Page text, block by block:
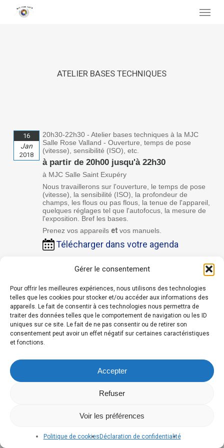
Gérer le consentement
Pour offrir les meilleures expériences, nous utilisons des technologies
telles que les cookies pour stocker et/ou accéder aux informations des
appareils. Le fait de consentir à ces technologies nous permettra de
traiter des données telles que le comportement de navigation ou les ID
uniques sur ce site. Le fait de ne pas consentir ou de retirer son
consentement peut avoir un effet négatif sur certaines caractéristiques
et fonctions.
Accepter
Refuser
Voir les préférences
Politique de cookies Déclaration de confidentialité
ATELIER BASES TECHNIQUES
16
Jan
2018
20h30-22h30 - Atelier bases techniques à la MJC
Salle Rose Valland - Ouverture, temps de pose
(vitesse), sensibilité (ISO), etc.
à partir de 20h00 jusqu'à 22h30
à MJC Salle Saint Exupéry
Nous travaillerons sur l'ouverture, le temps de pose
(vitesse), la sensibilité (ISO), la profondeur de
champs, les flous ou pas flous, la tenue de l'appareil,
quelques réglages tel que l'autofocus, la mesure de
l'exposition. Bref les bases.
Prenez vos appareils etvos manuels.
Télécharger dans votre agenda